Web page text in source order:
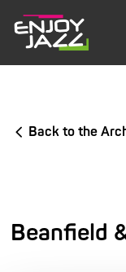
Back to the
Beanfield